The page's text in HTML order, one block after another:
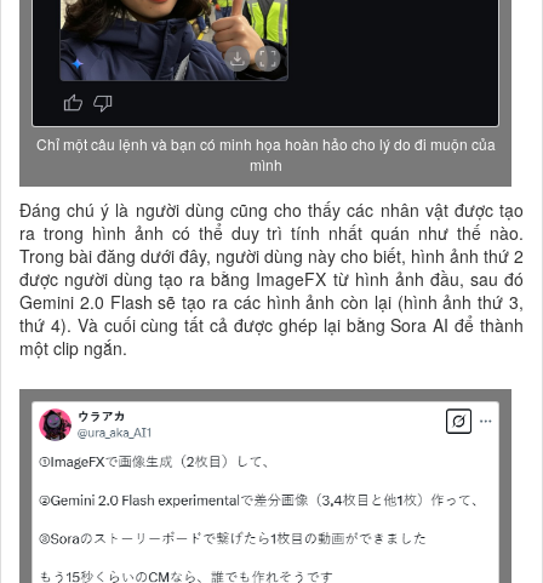
Chỉ một câu lệnh và bạn có minh họa hoàn hảo cho lý do đi muộn của
mình
Đáng chú ý là người dùng cũng cho thấy các nhân vật được tạo
ra trong hình ảnh có thể duy trì tính nhất quán như thế nào.
Trong bài đăng dưới đây, người dùng này cho biết, hình ảnh thứ 2
được người dùng tạo ra bằng ImageFX từ hình ảnh đầu, sau đó
Gemini 2.0 Flash sẽ tạo ra các hình ảnh còn lại (hình ảnh thứ 3,
thứ 4). Và cuối cùng tất cả được ghép lại bằng Sora AI để thành
một clip ngắn.